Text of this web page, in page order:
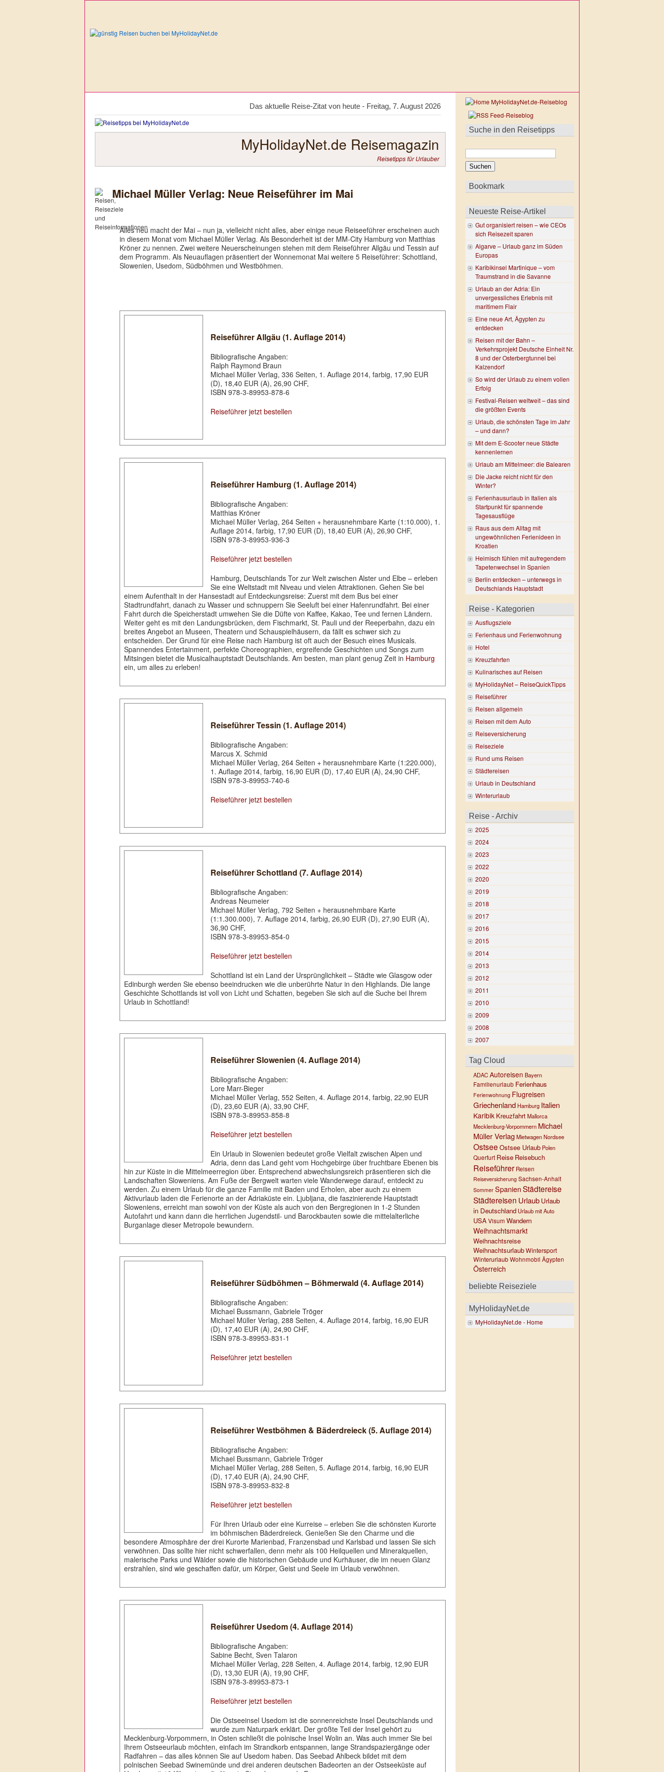
Das aktuelle Reise-Zitat von heute - Freitag, 7. August 2026
MyHolidayNet.de Reisemagazin
Reisetipps für Urlauber
Michael Müller Verlag: Neue Reiseführer im Mai
Alles neu macht der Mai – nun ja, vielleicht nicht alles, aber einige neue Reiseeführer erscheinen auch
in diesem Monat vom Michael Müller Verlag. Als Besonderheit ist der MM-City Hamburg von Matthias
Kröner zu nennen. Zwei weitere Neuerscheinungen stehen mit dem Reiseführer Allgäu und Tessin auf
dem Programm. Als Neuauflagen präsentiert der Wonnemonat Mai weitere 5 Reiseführer: Schottland,
Slowenien, Usedom, Südböhmen und Westböhmen.
Reiseführer Allgäu (1. Auflage 2014)
Bibliografische Angaben:
Ralph Raymond Braun
Michael Müller Verlag, 336 Seiten, 1. Auflage 2014, farbig, 17,90 EUR
(D), 18,40 EUR (A), 26,90 CHF,
ISBN 978-3-89953-878-6
Reiseführer jetzt bestellen
Reiseführer Hamburg (1. Auflage 2014)
Bibliografische Angaben:
Matthias Kröner
Michael Müller Verlag, 264 Seiten + herausnehmbare Karte (1:10.000), 1.
Auflage 2014, farbig, 17,90 EUR (D), 18,40 EUR (A), 26,90 CHF,
ISBN 978-3-89953-936-3
Reiseführer jetzt bestellen
Hamburg, Deutschlands Tor zur Welt zwischen Alster und Elbe – erleben
Sie eine Weltstadt mit Niveau und vielen Attraktionen. Gehen Sie bei
einem Aufenthalt in der Hansestadt auf Entdeckungsreise: Zuerst mit dem Bus bei einer
Stadtrundfahrt, danach zu Wasser und schnuppern Sie Seeluft bei einer Hafenrundfahrt. Bei einer
Fahrt durch die Speicherstadt umwehen Sie die Düfte von Kaffee, Kakao, Tee und fernen Ländern.
Weiter geht es mit den Landungsbrücken, dem Fischmarkt, St. Pauli und der Reeperbahn, dazu ein
breites Angebot an Museen, Theatern und Schauspielhäusern, da fällt es schwer sich zu
entscheiden. Der Grund für eine Reise nach Hamburg ist oft auch der Besuch eines Musicals.
Spannendes Entertainment, perfekte Choreographien, ergreifende Geschichten und Songs zum
Mitsingen bietet die Musicalhauptstadt Deutschlands. Am besten, man plant genug Zeit in Hamburg
ein, um alles zu erleben!
Reiseführer Tessin (1. Auflage 2014)
Bibliografische Angaben:
Marcus X. Schmid
Michael Müller Verlag, 264 Seiten + herausnehmbare Karte (1:220.000),
1. Auflage 2014, farbig, 16,90 EUR (D), 17,40 EUR (A), 24,90 CHF,
ISBN 978-3-89953-740-6
Reiseführer jetzt bestellen
Reiseführer Schottland (7. Auflage 2014)
Bibliografische Angaben:
Andreas Neumeier
Michael Müller Verlag, 792 Seiten + herausnehmbare Karte
(1:1.300.000), 7. Auflage 2014, farbig, 26,90 EUR (D), 27,90 EUR (A),
36,90 CHF,
ISBN 978-3-89953-854-0
Reiseführer jetzt bestellen
Schottland ist ein Land der Ursprünglichkeit – Städte wie Glasgow oder
Edinburgh werden Sie ebenso beeindrucken wie die unberührte Natur in den Highlands. Die lange
Geschichte Schottlands ist voll von Licht und Schatten, begeben Sie sich auf die Suche bei Ihrem
Urlaub in Schottland!
Reiseführer Slowenien (4. Auflage 2014)
Bibliografische Angaben:
Lore Marr-Bieger
Michael Müller Verlag, 552 Seiten, 4. Auflage 2014, farbig, 22,90 EUR
(D), 23,60 EUR (A), 33,90 CHF,
ISBN 978-3-89953-858-8
Reiseführer jetzt bestellen
Ein Urlaub in Slowenien bedeutet große Vielfalt zwischen Alpen und
Adria, denn das Land geht vom Hochgebirge über fruchtbare Ebenen bis
hin zur Küste in die Mittelmeerregion über. Entsprechend abwechslungsreich präsentieren sich die
Landschaften Sloweniens. Am Fuße der Bergwelt warten viele Wanderwege darauf, entdeckt zu
werden. Zu einem Urlaub für die ganze Familie mit Baden und Erholen, aber auch zu einem
Aktivurlaub laden die Ferienorte an der Adriaküste ein. Ljubljana, die faszinierende Hauptstadt
Sloweniens, erreicht man sowohl von der Küste als auch von den Bergregionen in 1-2 Stunden
Autofahrt und kann dann die herrlichen Jugendstil- und Barockbauten sowie die mittelalterliche
Burganlage dieser Metropole bewundern.
Reiseführer Südböhmen – Böhmerwald (4. Auflage 2014)
Bibliografische Angaben:
Michael Bussmann, Gabriele Tröger
Michael Müller Verlag, 288 Seiten, 4. Auflage 2014, farbig, 16,90 EUR
(D), 17,40 EUR (A), 24,90 CHF,
ISBN 978-3-89953-831-1
Reiseführer jetzt bestellen
Reiseführer Westböhmen & Bäderdreieck (5. Auflage 2014)
Bibliografische Angaben:
Michael Bussmann, Gabriele Tröger
Michael Müller Verlag, 288 Seiten, 5. Auflage 2014, farbig, 16,90 EUR
(D), 17,40 EUR (A), 24,90 CHF,
ISBN 978-3-89953-832-8
Reiseführer jetzt bestellen
Für Ihren Urlaub oder eine Kurreise – erleben Sie die schönsten Kurorte
im böhmischen Bäderdreieck. Genießen Sie den Charme und die
besondere Atmosphäre der drei Kurorte Marienbad, Franzensbad und Karlsbad und lassen Sie sich
verwöhnen. Das sollte hier nicht schwerfallen, denn mehr als 100 Heilquellen und Mineralquellen,
malerische Parks und Wälder sowie die historischen Gebäude und Kurhäuser, die im neuen Glanz
erstrahlen, sind wie geschaffen dafür, um Körper, Geist und Seele im Urlaub verwöhnen.
Reiseführer Usedom (4. Auflage 2014)
Bibliografische Angaben:
Sabine Becht, Sven Talaron
Michael Müller Verlag, 228 Seiten, 4. Auflage 2014, farbig, 12,90 EUR
(D), 13,30 EUR (A), 19,90 CHF,
ISBN 978-3-89953-873-1
Reiseführer jetzt bestellen
Die Ostseeinsel Usedom ist die sonnenreichste Insel Deutschlands und
wurde zum Naturpark erklärt. Der größte Teil der Insel gehört zu
Mecklenburg-Vorpommern, in Osten schließt die polnische Insel Wolin an. Was auch immer Sie bei
Ihrem Ostseeurlaub möchten, einfach im Strandkorb entspannen, lange Strandspaziergänge oder
Radfahren – das alles können Sie auf Usedom haben. Das Seebad Ahlbeck bildet mit dem
polnischen Seebad Swinemünde und drei anderen deutschen Badeorten an der Ostseeküste auf
Suche in den Reisetipps
Bookmark
Neueste Reise-Artikel
Gut organisiert reisen – wie CEOs
sich Reisezeit sparen
Algarve – Urlaub ganz im Süden
Europas
Karibikinsel Martinique – vom
Traumstrand in die Savanne
Urlaub an der Adria: Ein
unvergessliches Erlebnis mit
maritimem Flair
Eine neue Art, Ägypten zu
entdecken
Reisen mit der Bahn –
Verkehrsprojekt Deutsche Einheit Nr.
8 und der Osterbergtunnel bei
Kalzendorf
So wird der Urlaub zu einem vollen
Erfolg
Festival-Reisen weltweit – das sind
die größten Events
Urlaub, die schönsten Tage im Jahr
– und dann?
Mit dem E-Scooter neue Städte
kennenlernen
Urlaub am Mittelmeer: die Balearen
Die Jacke reicht nicht für den
Winter?
Ferienhausurlaub in Italien als
Startpunkt für spannende
Tagesausflüge
Raus aus dem Alltag mit
ungewöhnlichen Ferienideen in
Kroatien
Heimisch fühlen mit aufregendem
Tapetenwechsel in Spanien
Berlin entdecken – unterwegs in
Deutschlands Hauptstadt
Reise - Kategorien
Ausflugsziele
Ferienhaus und Ferienwohnung
Hotel
Kreuzfahrten
Kulinarisches auf Reisen
MyHolidayNet – ReiseQuickTipps
Reiseführer
Reisen allgemein
Reisen mit dem Auto
Reiseversicherung
Reiseziele
Rund ums Reisen
Städtereisen
Urlaub in Deutschland
Winterurlaub
Reise - Archiv
2025
2024
2023
2022
2020
2019
2018
2017
2016
2015
2014
2013
2012
2011
2010
2009
2008
2007
Tag Cloud
ADACAutoreisen Bayern
Familienurlaub Ferienhaus
Ferienwohnung Flugreisen
Griechenland Hamburg Italien
Karibik KreuzfahrtMallorca
Mecklenburg-Vorpommern Michael
Müller VerlagMietwagenNordsee
Ostsee Ostsee Urlaub Polen
Querfurt Reise Reisebuch
Reiseführer Reisen
Reiseversicherung Sachsen-Anhalt
Sommer Spanien Städtereise
Städtereisen Urlaub Urlaub
in Deutschland Urlaub mit Auto
USAVisum Wandern
Weihnachtsmarkt
Weihnachtsreise
WeihnachtsurlaubWintersport
WinterurlaubWohnmobil Ägypten
Österreich
beliebte Reiseziele
MyHolidayNet.de
MyHolidayNet.de - Home